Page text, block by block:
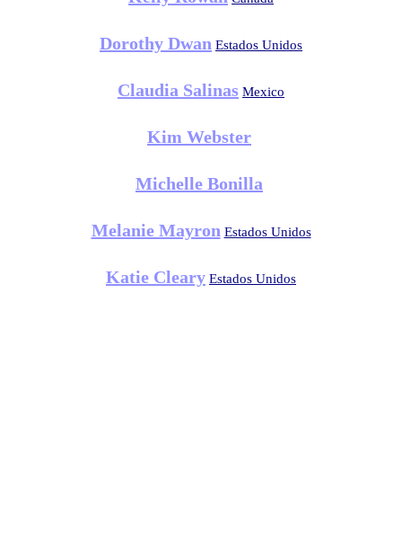
Dorothy Dwan Estados Unidos
Claudia Salinas Mexico
Kim Webster
Michelle Bonilla
Melanie Mayron Estados Unidos
Katie Cleary Estados Unidos